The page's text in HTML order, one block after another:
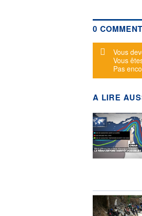
0
Vous
Vous
Pas
A LIRE